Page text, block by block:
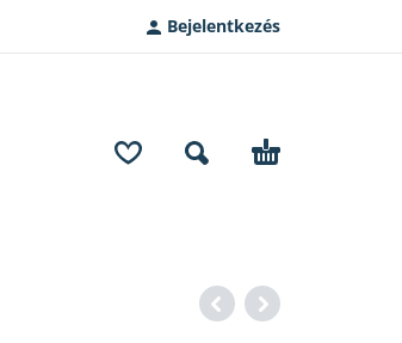
Bejelentkezés